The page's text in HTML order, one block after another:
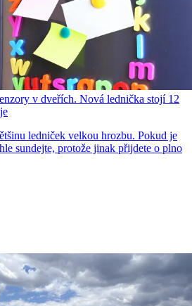
v dveřích. Nová lednička stojí 12
ledniček velkou hrozbu. Pokud je
sundejte, protože jinak přijdete o plno